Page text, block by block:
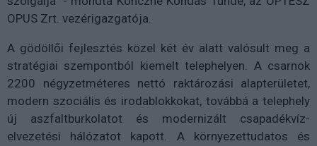
OPUS Zrt. vezérigazgatója.
A gödöllői fejlesztés közel két év alatt valósult meg a
stratégiai szempontból kiemelt telephelyen. A csarnok
2200 négyzetméteres nettó raktározási alapterületet,
modern szociális és irodablokkokat, továbbá a telephely
új aszfaltburkolatot és modernizált csapadékvíz-
elvezetési hálózatot kapott. A környezettudatos és